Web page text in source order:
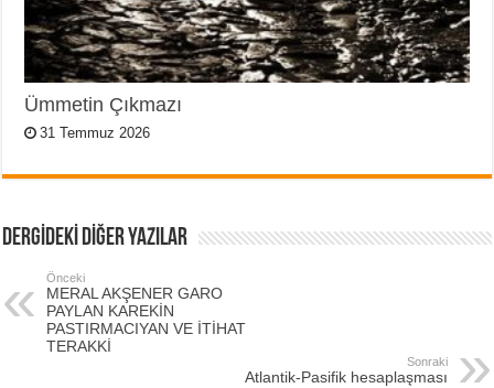
Ümmetin Çıkmazı
31 Temmuz 2026
DERGİDEKİ DİĞER YAZILAR
Önceki
MERAL AKŞENER GARO
PAYLAN KAREKİN
PASTIRMACIYAN VE İTİHAT
TERAKKİ
Sonraki
Atlantik-Pasifik hesaplaşması